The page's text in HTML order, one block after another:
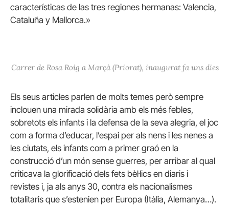
características de las tres regiones hermanas: Valencia,
Cataluña y Mallorca.»
Carrer de Rosa Roig a Marçà (Priorat), inaugurat fa uns dies
Els seus articles parlen de molts temes però sempre
inclouen una mirada solidària amb els més febles,
sobretots els infants i la defensa de la seva alegria, el joc
com a forma d’educar, l’espai per als nens i les nenes a
les ciutats, els infants com a primer graó en la
construcció d’un món sense guerres, per arribar al qual
criticava la glorificació dels fets bèl·lics en diaris i
revistes i, ja als anys 30, contra els nacionalismes
totalitaris que s’estenien per Europa (Itàlia, Alemanya…).